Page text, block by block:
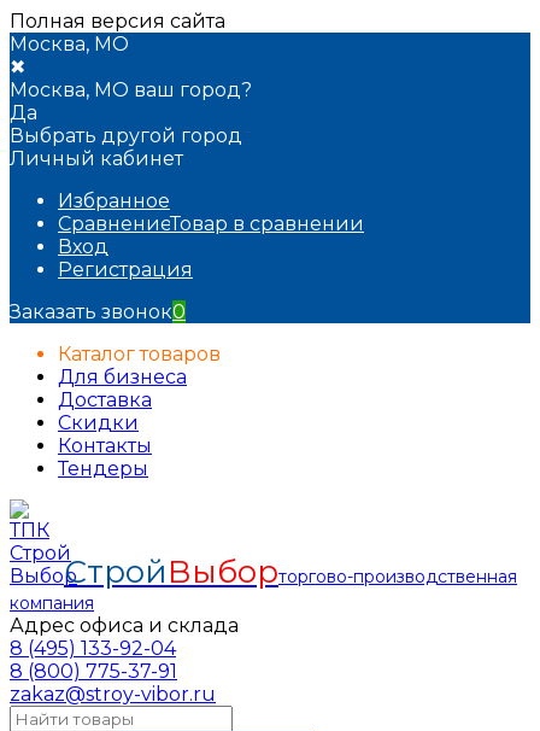
Полная версия сайта
Москва, МО
✖
Москва, МО ваш город?
Да
Выбрать другой город
Личный кабинет
Избранное
СравнениеТовар в сравнении
Вход
Регистрация
Заказать звонок0
Каталог товаров
Для бизнеса
Доставка
Скидки
Контакты
Тендеры
СтройВыборторгово-производственная
компания
Адрес офиса и склада
8 (495) 133-92-04
8 (800) 775-37-91
zakaz@stroy-vibor.ru